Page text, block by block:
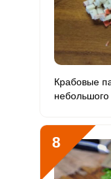
Крабовые
небольшого
8